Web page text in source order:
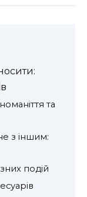
та
з іншим:
подій